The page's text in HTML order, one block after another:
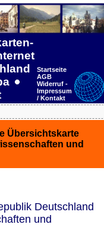
Startseite
AGB
Widerruf -
Impressum
/ Kontakt
Übersichtskarte
und
Deutschland
und